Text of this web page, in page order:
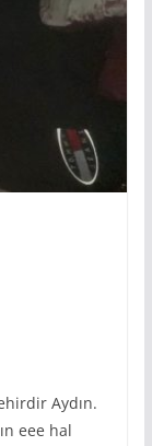
Aydın.
eee hal